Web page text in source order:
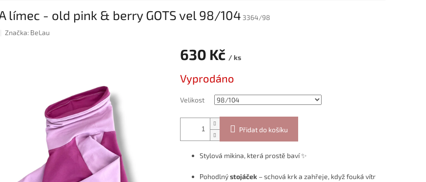
límec - old pink & berry GOTS vel 98/104 3364/98
Značka: BeLau
630 Kč / ks
cena:
Vyprodáno
Velikost
Přidat do košíku
Stylová mikina, která prostě baví ✨
Pohodlnýstojáček– schová krk a zahřeje, když fouká vítr